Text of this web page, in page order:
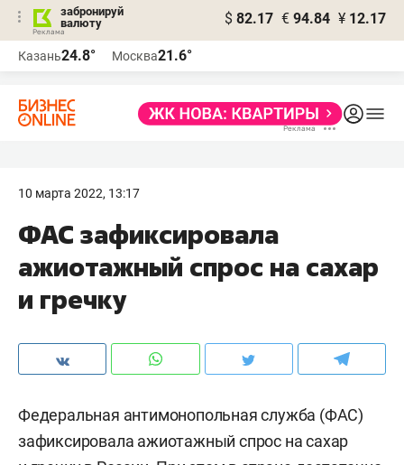
забронируй
валюту
$ 82.17 € 94.84 ¥ 12.17
Казань24.8° Москва21.6°
10 марта 2022, 13:17
ФАС зафиксировала
ажиотажный спрос на сахар
и гречку
Федеральная антимонопольная служба (ФАС)
зафиксировала ажиотажный спрос на сахар